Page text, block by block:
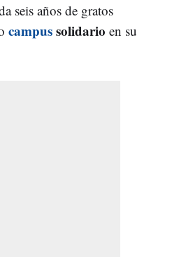
seis años de gratos
campussolidario en su